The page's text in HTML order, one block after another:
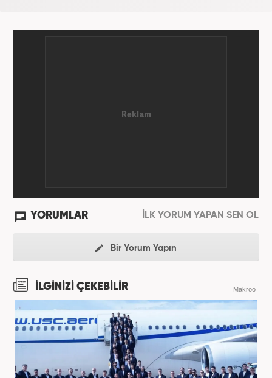
YORUMLAR İLK YORUM YAPAN SEN OL
Bir Yorum Yapın
İLGİNİZİ ÇEKEBİLİR Makroo